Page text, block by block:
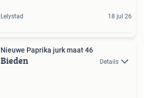
Lelystad 18 jul 26
Nieuwe Paprika jurk maat 46
Bieden Details